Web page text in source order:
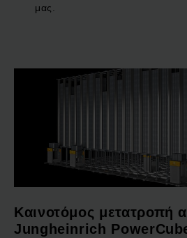
μας.
Καινοτόμος μετατροπή
Jungheinrich